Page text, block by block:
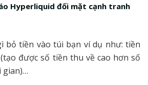
Hyperliquid đối mặt cạnh tranh
bỏ tiền vào túi bạn ví dụ như: tiền
được số tiền thu về cao hơn số
gian)…